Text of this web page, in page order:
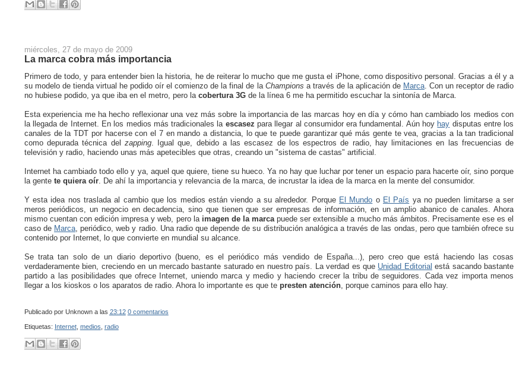
miércoles, 27 de mayo de 2009
La marca cobra más importancia
Primero de todo, y para entender bien la historia, he de reiterar lo mucho que me gusta el iPhone, como dispositivo personal. Gracias a él y a
su modelo de tienda virtual he podido oír el comienzo de la final de la Champions a través de la aplicación de Marca. Con un receptor de radio
no hubiese podido, ya que iba en el metro, pero la cobertura 3Gde la línea 6 me ha permitido escuchar la sintonía de Marca.
Esta experiencia me ha hecho reflexionar una vez más sobre la importancia de las marcas hoy en día y cómo han cambiado los medios con
la llegada de Internet. En los medios más tradicionales la escasez para llegar al consumidor era fundamental. Aún hoy hay disputas entre los
canales de la TDT por hacerse con el 7 en mando a distancia, lo que te puede garantizar qué más gente te vea, gracias a la tan tradicional
como depurada técnica del zapping. Igual que, debido a las escasez de los espectros de radio, hay limitaciones en las frecuencias de
televisión y radio, haciendo unas más apetecibles que otras, creando un "sistema de castas" artificial.
Internet ha cambiado todo ello y ya, aquel que quiere, tiene su hueco. Ya no hay que luchar por tener un espacio para hacerte oír, sino porque
la gente te quiera oír. De ahí la importancia y relevancia de la marca, de incrustar la idea de la marca en la mente del consumidor.
Y esta idea nos traslada al cambio que los medios están viendo a su alrededor. Porque El Mundo o El País ya no pueden limitarse a ser
meros periódicos, un negocio en decadencia, sino que tienen que ser empresas de información, en un amplio abanico de canales. Ahora
mismo cuentan con edición impresa y web, pero la imagen de la marcapuede ser extensible a mucho más ámbitos. Precisamente ese es el
caso de Marca, periódico, web y radio. Una radio que depende de su distribución analógica a través de las ondas, pero que también ofrece su
contenido por Internet, lo que convierte en mundial su alcance.
Se trata tan solo de un diario deportivo (bueno, es el periódico más vendido de España...), pero creo que está haciendo las cosas
verdaderamente bien, creciendo en un mercado bastante saturado en nuestro país. La verdad es que Unidad Editorial está sacando bastante
partido a las posibilidades que ofrece Internet, uniendo marca y medio y haciendo crecer la tribu de seguidores. Cada vez importa menos
llegar a los kioskos o los aparatos de radio. Ahora lo importante es que te presten atención, porque caminos para ello hay.
Publicado por Unknown a las 23:12 0 comentarios
Etiquetas: Internet, medios radio